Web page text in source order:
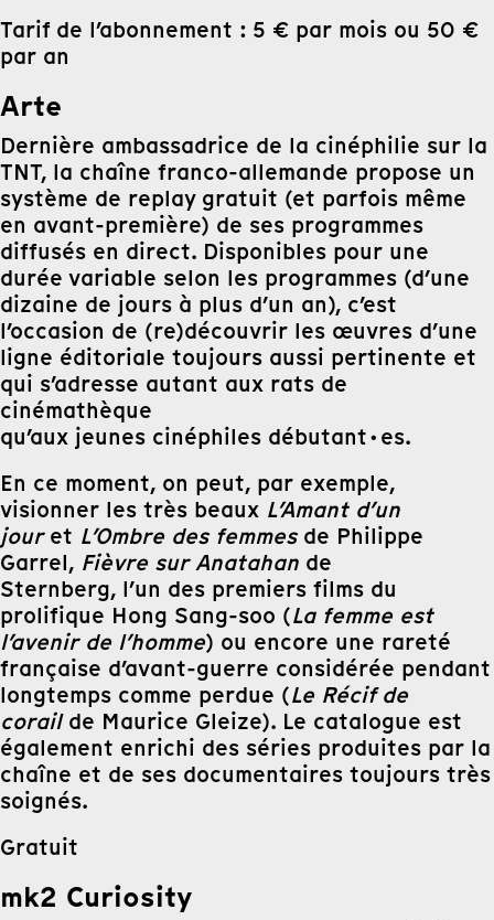
Tarif de l’abonnement : 5 € par mois ou 50 €
par an
Arte
Dernière ambassadrice de la cinéphilie sur la
TNT, la chaîne franco-allemande propose un
système de replay gratuit (et parfois même
en avant-première) de ses programmes
diffusés en direct. Disponibles pour une
durée variable selon les programmes (d’une
dizaine de jours à plus d’un an), c’est
l’occasion de (re)découvrir les œuvres d’une
ligne éditoriale toujours aussi pertinente et
qui s’adresse autant aux rats de
cinémathèque
qu’aux jeunes cinéphiles débutant·es.
En ce moment, on peut, par exemple,
visionner les très beaux L’Amant d’un
jouret L’Ombre des femmesde Philippe
Garrel, Fièvre sur Anatahan de
Sternberg, l’un des premiers films du
prolifique Hong Sang-soo (La femme est
l’avenir de l’homme) ou encore une rareté
française d’avant-guerre considérée pendant
longtemps comme perdue (Le Récif de
corailde Maurice Gleize). Le catalogue est
également enrichi des séries produites par la
chaîne et de ses documentaires toujours très
soignés.
Gratuit
mk2 Curiosity